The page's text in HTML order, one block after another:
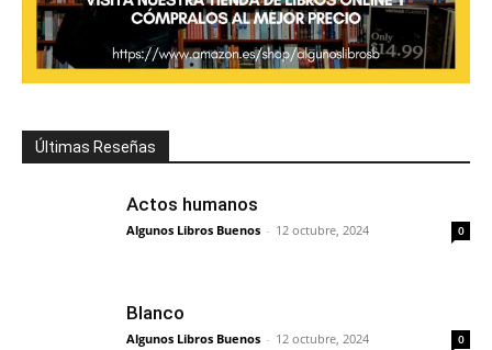
Últimas Reseñas
Actos humanos
Algunos Libros Buenos - 12 octubre, 2024 0
Blanco
Algunos Libros Buenos - 12 octubre, 2024 0